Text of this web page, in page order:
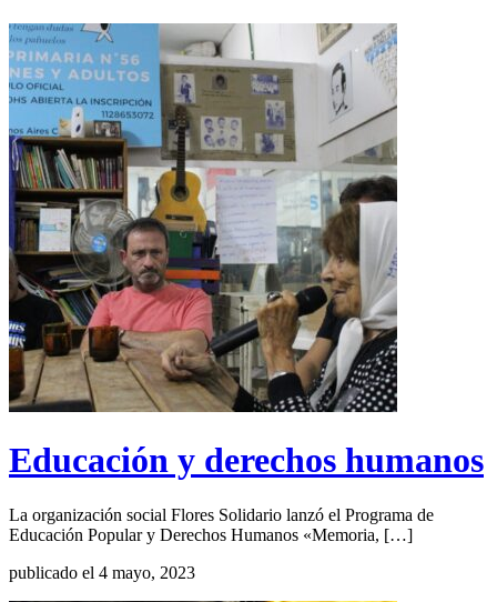
Educación y derechos humanos
La organización social Flores Solidario lanzó el Programa de
Educación Popular y Derechos Humanos «Memoria, […]
publicado el 4 mayo, 2023